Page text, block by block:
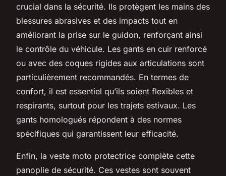
crucial dans la sécurité. Ils protègent les mains des
blessures abrasives et des impacts tout en
améliorant la prise sur le guidon, renforçant ainsi
le contrôle du véhicule. Les gants en cuir renforcé
ou avec des coques rigides aux articulations sont
particulièrement recommandés. En termes de
confort, il est essentiel qu’ils soient flexibles et
respirants, surtout pour les trajets estivaux. Les
gants homologués répondent à des normes
spécifiques qui garantissent leur efficacité.
Enfin, la veste moto protectrice complète cette
panoplie de sécurité. Ces vestes sont souvent